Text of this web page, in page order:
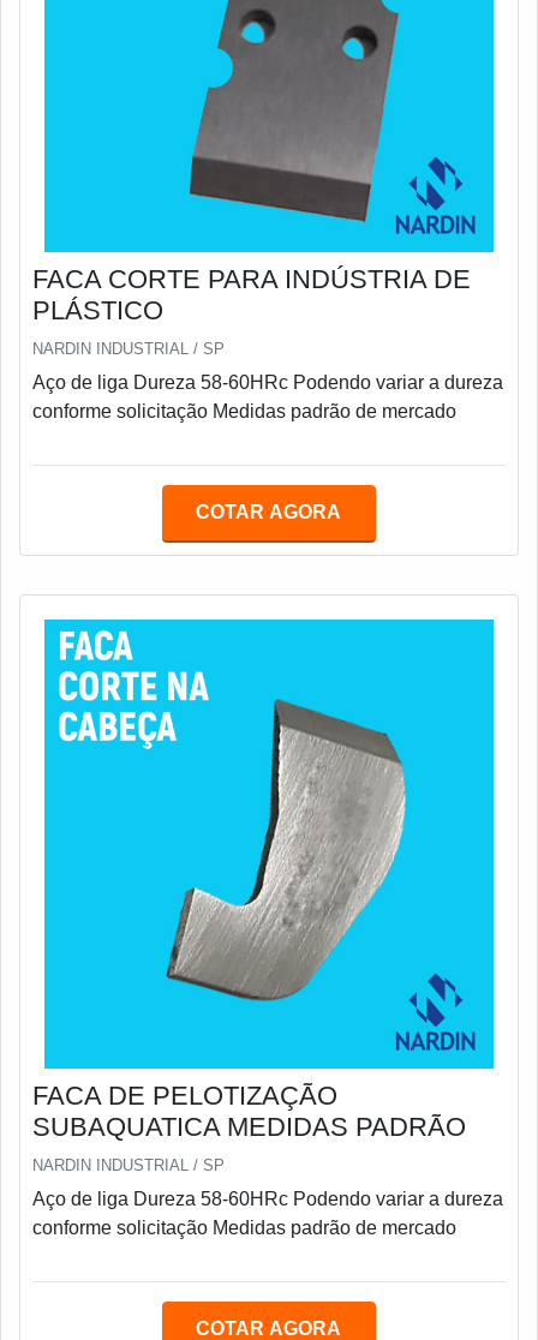
FACA CORTE PARA INDÚSTRIA DE
PLÁSTICO
NARDIN INDUSTRIAL / SP
Aço de liga Dureza 58-60HRc Podendo variar a dureza
conforme solicitação Medidas padrão de mercado
COTAR AGORA
FACA DE PELOTIZAÇÃO
SUBAQUATICA MEDIDAS PADRÃO
NARDIN INDUSTRIAL / SP
Aço de liga Dureza 58-60HRc Podendo variar a dureza
conforme solicitação Medidas padrão de mercado
COTAR AGORA